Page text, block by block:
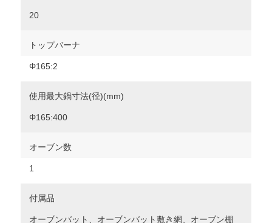
20
トップバーナ
Φ165:2
使用最大鍋寸法(径)(mm)
Φ165:400
オーブン数
1
付属品
オーブンバット、オーブンバット敷き網、オーブン棚